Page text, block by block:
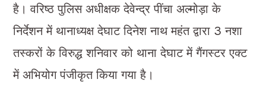
है। वरिष्ठ पुलिस अधीक्षक देवेन्द्र पींचा अल्मोड़ा के
निर्देशन में थानाध्यक्ष देघाट दिनेश नाथ महंत द्वारा 3 नशा
तस्करों के विरुद्ध शनिवार को थाना देघाट में गैंगस्टर एक्ट
में अभियोग पंजीकृत किया गया है।